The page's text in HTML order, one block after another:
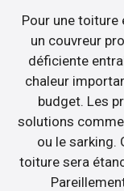
Pour une toiture
un couvreur
déficiente
chaleur
budget. Les
solutions comme
ou le sarking.
toiture sera